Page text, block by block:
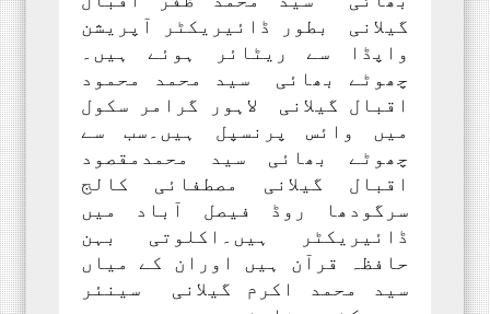
گیلانی بطور ڈائیریکٹر آپریشن
واپڈا سے ریٹائر ہوئے ہیں۔
چھوٹے بھائی سید محمد محمود
اقبال گیلانی لاہور گرامر سکول
میں وائس پرنسپل ہیں۔سب سے
چھوٹے بھائی سید محمدمقصود
اقبال گیلانی مصطفائی کالج
سرگودھا روڈ فیصل آباد میں
ڈائیریکٹر ہیں۔اکلوتی بہن
حافظہ قرآن ہیں اوران کے میاں
سید محمد اکرم گیلانی سینئر